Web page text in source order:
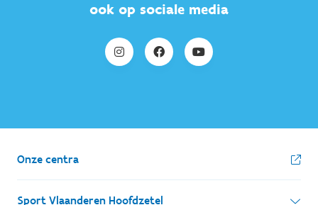
ook op sociale media
Onze centra
Sport Vlaanderen Hoofdzetel